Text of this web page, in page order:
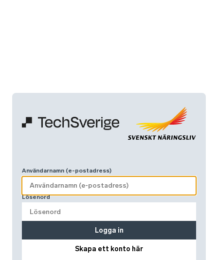
Användarnamn (e-postadress)
Lösenord
Skapa ett konto här
Logga in